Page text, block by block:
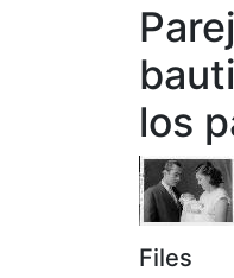
los
Files